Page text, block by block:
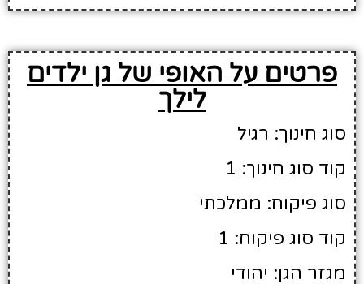
פרטים על האופי של גן ילדים
לילך
סוג חינוך: רגיל
קוד סוג חינוך: 1
סוג פיקוח: ממלכתי
קוד סוג פיקוח: 1
מגזר הגן: יהודי